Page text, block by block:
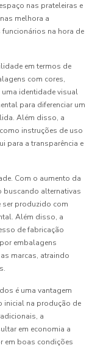
nas prateleiras e
melhora a
na hora de
em termos de
com cores,
identidade visual
para diferenciar um
Além disso, a
instruções de uso
para a transparência e
Com o aumento da
buscando alternativas
produzido com
Além disso, a
de fabricação
embalagens
marcas, atraindo
é uma vantagem
inicial na produção de
a
em economia a
em boas condições